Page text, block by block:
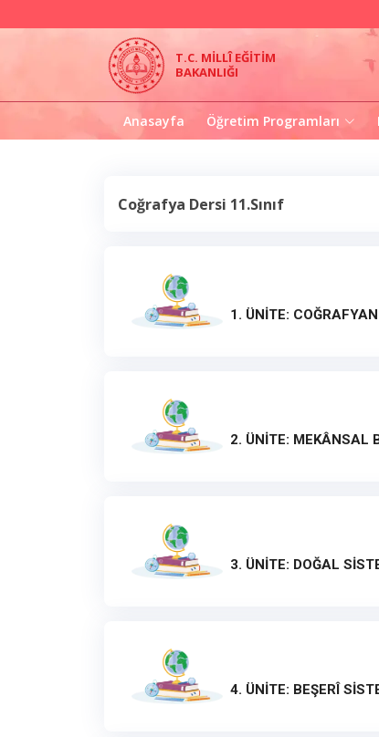
T.C. MİLLÎ EĞİTİM
BAKANLIĞI
Anasayfa Öğretim Programları
Coğrafya Dersi 11.Sınıf
1. ÜNİTE:
2. ÜNİTE: MEKÂNSAL
3. ÜNİTE: DOĞAL
4. ÜNİTE: BEŞERÎ